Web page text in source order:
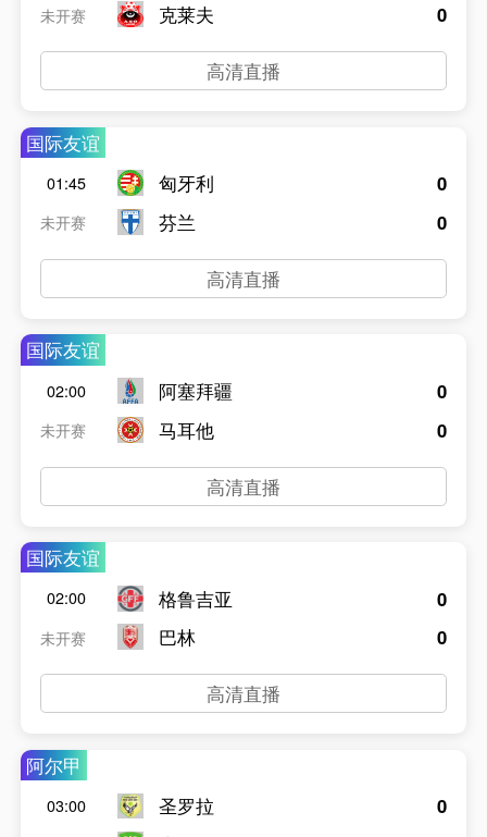
未开赛
克莱夫
0
高清直播
国际友谊
01:45
未开赛
匈牙利
芬兰
0
0
高清直播
国际友谊
02:00
未开赛
阿塞拜疆
马耳他
0
0
高清直播
国际友谊
02:00
未开赛
格鲁吉亚
巴林
0
0
高清直播
阿尔甲
03:00
圣罗拉
0